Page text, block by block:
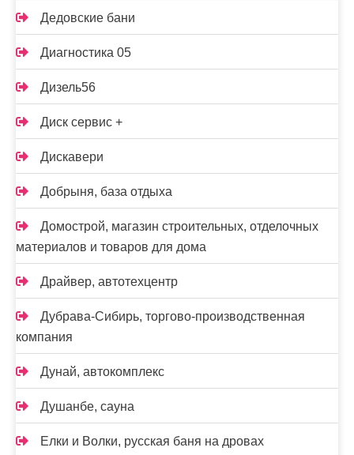
Дедовские бани
Диагностика 05
Дизель56
Диск сервис +
Дискавери
Добрыня, база отдыха
Домострой, магазин строительных, отделочных
материалов и товаров для дома
Драйвер, автотехцентр
Дубрава-Сибирь, торгово-производственная
компания
Дунай, автокомплекс
Душанбе, сауна
Елки и Волки, русская баня на дровах